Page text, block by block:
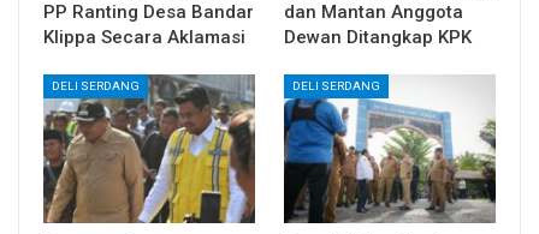
PP Ranting Desa Bandar
Klippa Secara Aklamasi
dan Mantan Anggota
Dewan Ditangkap KPK
DELI SERDANG DELI SERDANG